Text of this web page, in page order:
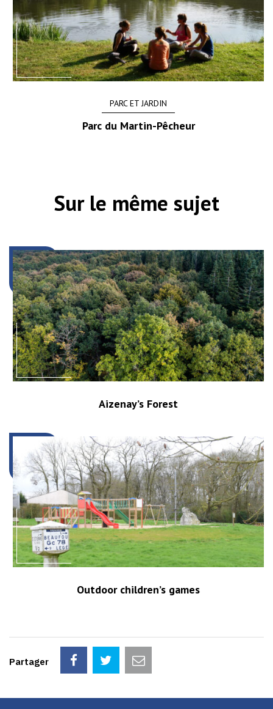
PARC ET JARDIN
Parc du Martin-Pêcheur
Sur le même sujet
Aizenay’s Forest
Outdoor children’s games
Partager